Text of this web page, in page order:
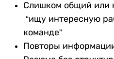
Слишком общий или
“ищу интересную
команде”
Повторы